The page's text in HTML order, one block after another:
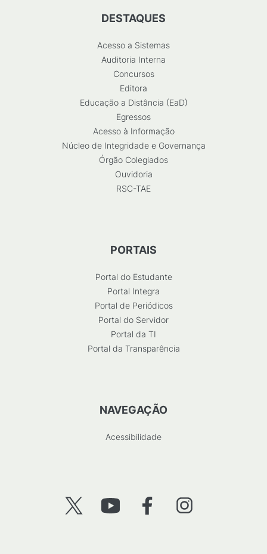
DESTAQUES
Acesso a Sistemas
Auditoria Interna
Concursos
Editora
Educação a Distância (EaD)
Egressos
Acesso à Informação
Núcleo de Integridade e Governança
Órgão Colegiados
Ouvidoria
RSC-TAE
PORTAIS
Portal do Estudante
Portal Integra
Portal de Periódicos
Portal do Servidor
Portal da TI
Portal da Transparência
NAVEGAÇÃO
Acessibilidade